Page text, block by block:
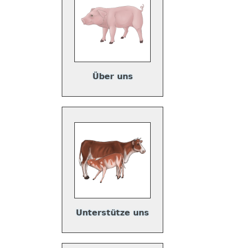
Über uns
Unterstütze uns